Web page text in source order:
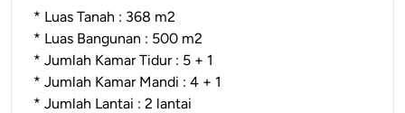
* Luas Tanah : 368 m2
* Luas Bangunan : 500 m2
* Jumlah Kamar Tidur : 5 + 1
* Jumlah Kamar Mandi : 4 + 1
* Jumlah Lantai : 2 lantai